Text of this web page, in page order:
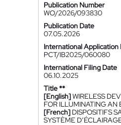
Publication Number
WO/2026/093830
Publication Date
07.05.2026
International Application
PCT/IB2025/060080
International Filing Date
06.10.2025
Title **
[English]WIRELESS
FOR ILLUMINATING AN
[French] DISPOSITIFS
SYSTÈME